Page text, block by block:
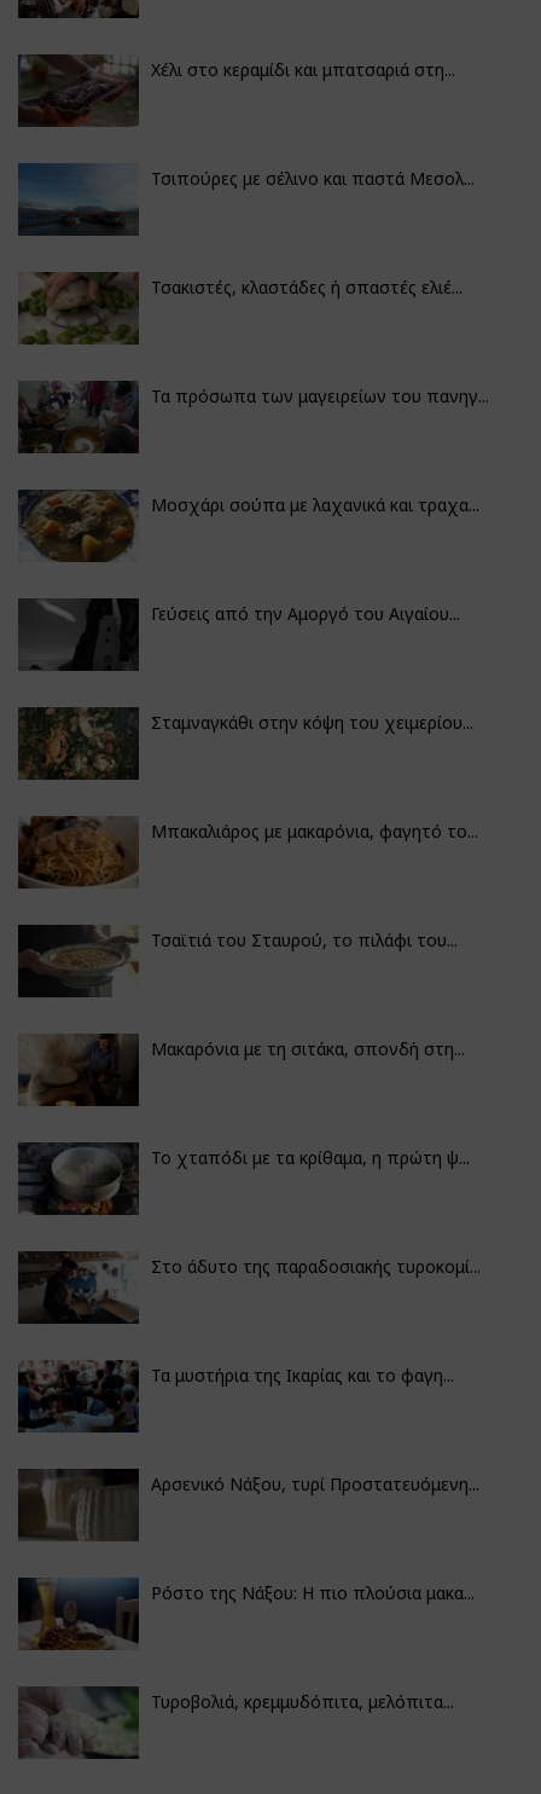
Χέλι στο κεραμίδι και μπατσαριά στη...
Τσιπούρες με σέλινο και παστά Μεσολ...
Τσακιστές, κλαστάδες ή σπαστές ελιέ...
Τα πρόσωπα των μαγειρείων του πανηγ...
Μοσχάρι σούπα με λαχανικά και τραχα...
Γεύσεις από την Αμοργό του Αιγαίου...
Σταμναγκάθι στην κόψη του χειμερίου...
Μπακαλιάρος με μακαρόνια, φαγητό το...
Τσαϊτιά του Σταυρού, το πιλάφι του...
Μακαρόνια με τη σιτάκα, σπονδή στη...
Το χταπόδι με τα κρίθαμα, η πρώτη ψ...
Στο άδυτο της παραδοσιακής τυροκομί...
Τα μυστήρια της Ικαρίας και το φαγη...
Αρσενικό Νάξου, τυρί Προστατευόμενη...
Ρόστο της Νάξου: Η πιο πλούσια μακα...
Τυροβολιά, κρεμμυδόπιτα, μελόπιτα...